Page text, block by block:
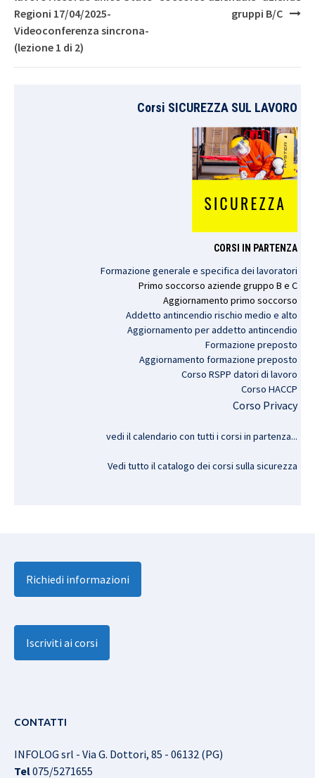
Regioni 17/04/2025-
Videoconferenza sincrona-
(lezione 1 di 2)
gruppi B/C
Corsi SICUREZZA SUL LAVORO
CORSI IN PARTENZA
Formazione generale e specifica dei lavoratori
Primo soccorso aziende gruppo B e C
Aggiornamento primo soccorso
Addetto antincendio rischio medio e alto
Aggiornamento per addetto antincendio
Formazione preposto
Aggiornamento formazione preposto
Corso RSPP datori di lavoro
Corso HACCP
Corso Privacy
vedi il calendario con tutti i corsi in partenza...
Vedi tutto il catalogo dei corsi sulla sicurezza
Richiedi informazioni
Iscriviti ai corsi
CONTATTI
INFOLOG srl - Via G. Dottori, 85 - 06132 (PG)
Tel075/5271655